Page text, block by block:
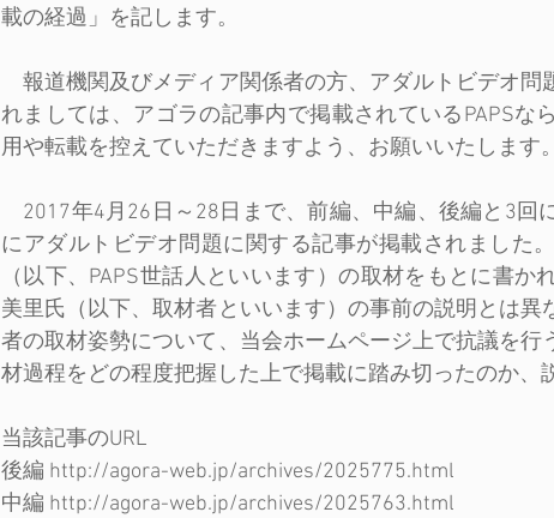
載の経過」を記します。
報道機関及びメディア関係者の方、アダルトビデオ問
れましては、アゴラの記事内で掲載されているPAPSな
用や転載を控えていただきますよう、お願いいたします。
2017年4月26日～28日まで、前編、中編、後編と3回
にアダルトビデオ問題に関する記事が掲載されました
（以下、PAPS世話人といいます）の取材をもとに書
美里氏（以下、取材者といいます）の事前の説明とは
者の取材姿勢について、当会ホームページ上で抗議を
材過程をどの程度把握した上で掲載に踏み切ったのか、
当該記事のURL
後編 http://agora-web.jp/archives/2025775.html
中編 http://agora-web.jp/archives/2025763.html